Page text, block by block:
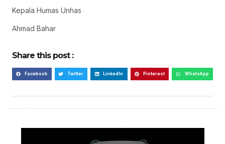
Kepala Humas Unhas
Ahmad Bahar
Share this post :
Facebook Twitter LinkedIn Pinterest WhatsApp